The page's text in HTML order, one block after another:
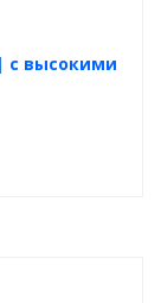
с высокими